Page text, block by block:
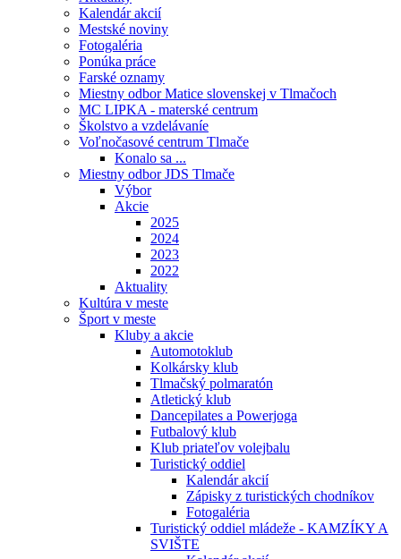
Kalendár akcií
Mestské noviny
Fotogaléria
Ponúka práce
Farské oznamy
Miestny odbor Matice slovenskej v Tlmačoch
MC LIPKA - materské centrum
Školstvo a vzdelávaníe
Voľnočasové centrum Tlmače
Konalo sa ...
Miestny odbor JDS Tlmače
Výbor
Akcie
2025
2024
2023
2022
Aktuality
Kultúra v meste
Šport v meste
Kluby a akcie
Automotoklub
Kolkársky klub
Tlmačský polmaratón
Atletický klub
Dancepilates a Powerjoga
Futbalový klub
Klub priateľov volejbalu
Turistický oddiel
Kalendár akcií
Zápisky z turistických chodníkov
Fotogaléria
Turistický oddiel mládeže - KAMZÍKY A
SVIŠTE